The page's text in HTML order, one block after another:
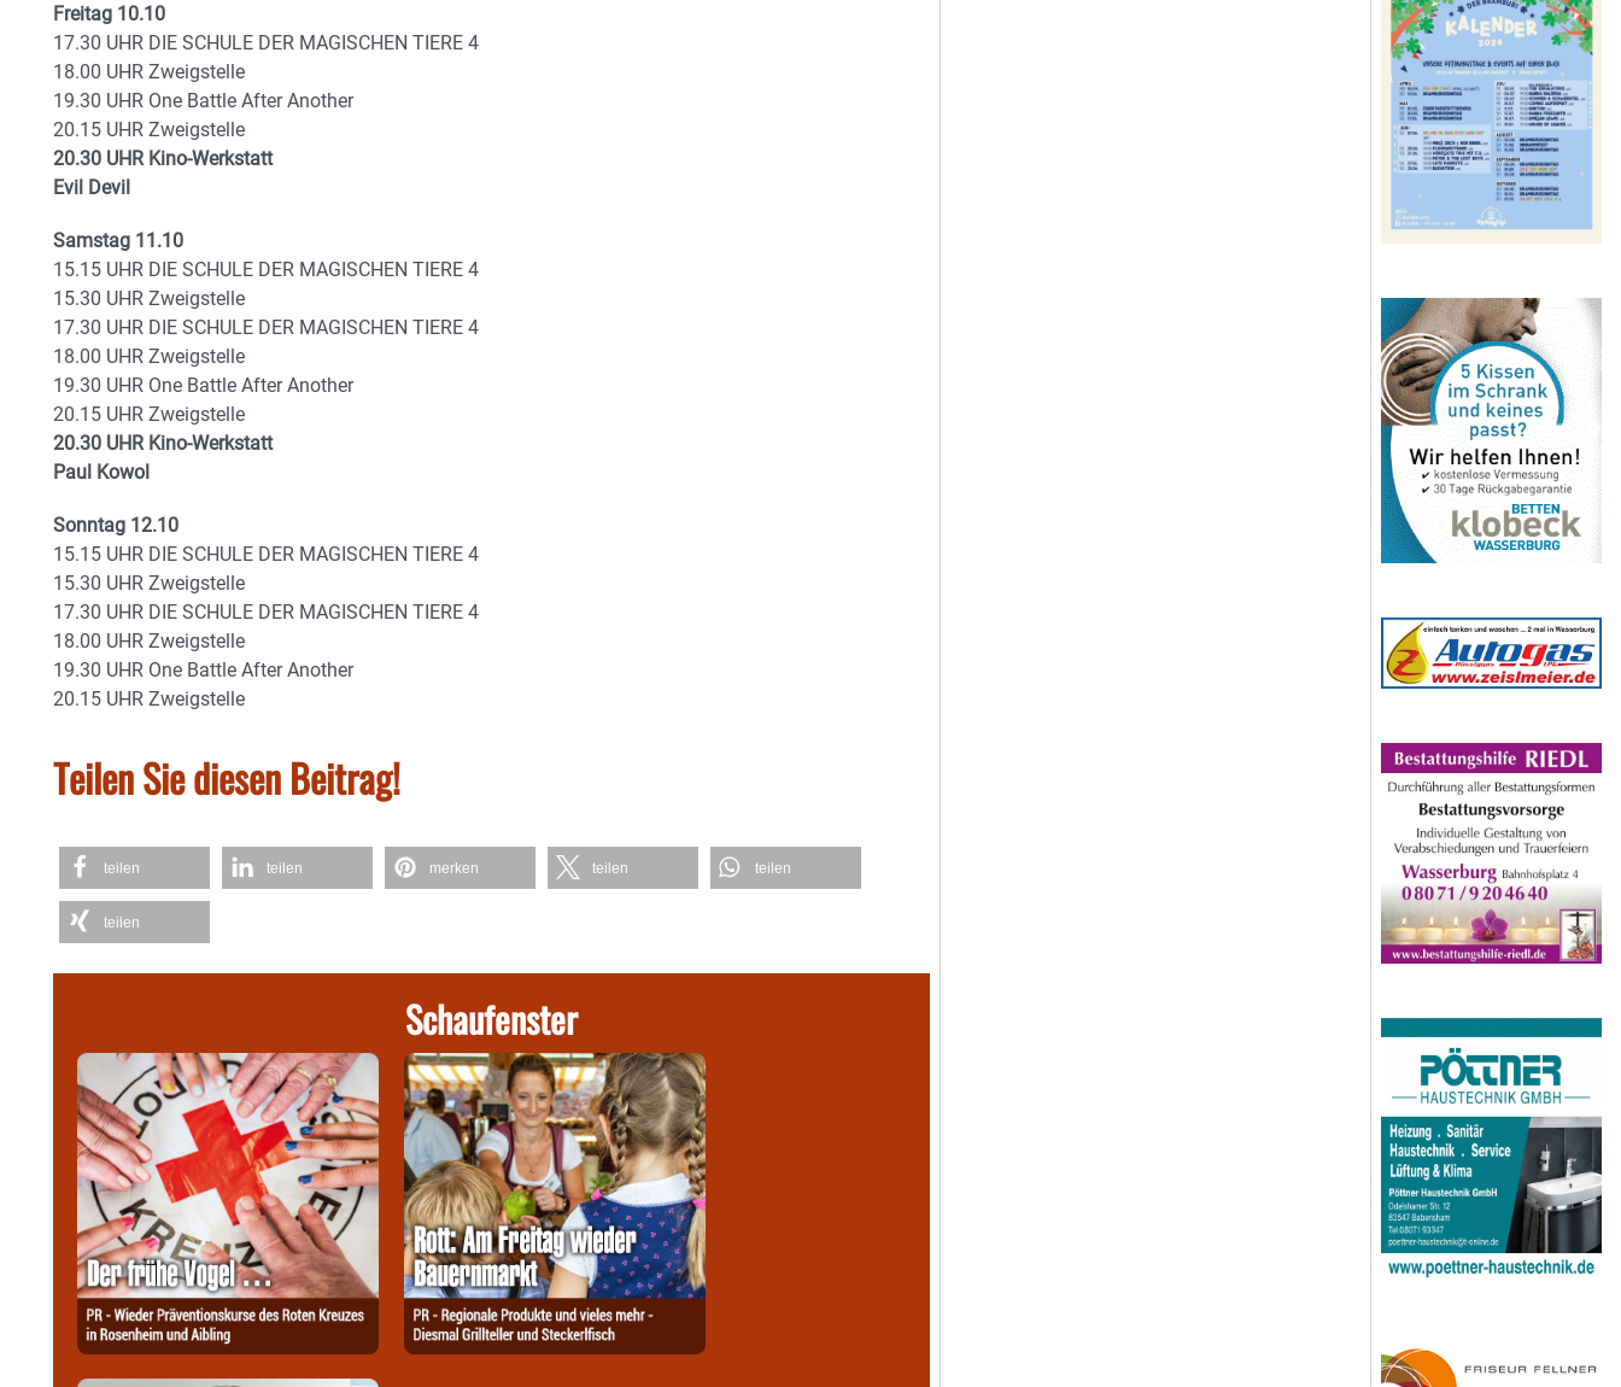
Freitag 10.10
17.30 UHR DIE SCHULE DER MAGISCHEN TIERE 4
18.00 UHR Zweigstelle
19.30 UHR One Battle After Another
20.15 UHR Zweigstelle
20.30 UHR Kino-Werkstatt
Evil Devil
Samstag 11.10
15.15 UHR DIE SCHULE DER MAGISCHEN TIERE 4
15.30 UHR Zweigstelle
17.30 UHR DIE SCHULE DER MAGISCHEN TIERE 4
18.00 UHR Zweigstelle
19.30 UHR One Battle After Another
20.15 UHR Zweigstelle
20.30 UHR Kino-Werkstatt
Paul Kowol
Sonntag 12.10
15.15 UHR DIE SCHULE DER MAGISCHEN TIERE 4
15.30 UHR Zweigstelle
17.30 UHR DIE SCHULE DER MAGISCHEN TIERE 4
18.00 UHR Zweigstelle
19.30 UHR One Battle After Another
20.15 UHR Zweigstelle
Teilen Sie diesen Beitrag!
teilen teilen merken teilen teilen
teilen
Schaufenster